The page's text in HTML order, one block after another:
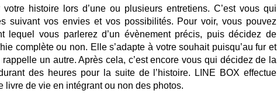
histoire lors d’une ou plusieurs entretiens. C’est vous qui
suivant vos envies et vos possibilités. Pour voir, vous pouvez
lequel vous parlerez d’un évènement précis, puis décidez de
complète ou non. Elle s’adapte à votre souhait puisqu’au fur et
un autre. Après cela, c’est encore vous qui décidez de la
des heures pour la suite de l’histoire. LINE BOX effectue
livre de vie en intégrant ou non des photos.